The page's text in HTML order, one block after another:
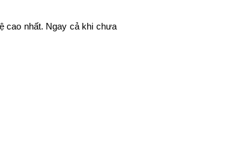
cao nhất. Ngay cả khi chưa